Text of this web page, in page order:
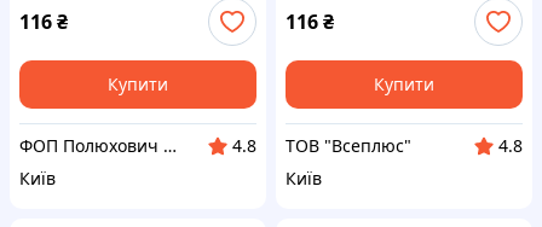
116₴
Купити
ФОП Полюхович Л.Г.
4.8
Київ
116₴
Купити
ТОВ "Всеплюс"
4.8
Київ